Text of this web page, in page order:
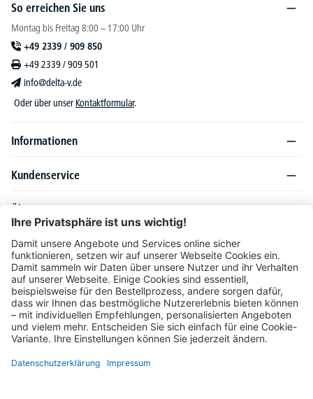
So erreichen Sie uns
Montag bis Freitag 8:00 – 17:00 Uhr
+49 2339 / 909 850
+49 2339 / 909 501
info@delta-v.de
Oder über unser Kontaktformular.
Informationen
Kundenservice
Über DELTA-V
Produktsortiment
Ratgeber
Folgen Sie uns auch auf
Unser Angebot richtet sich ausschließlich an Industrie, Handel, Gewerbe und